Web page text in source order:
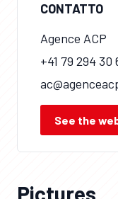
CONTATTO
Agence ACP
+41 79 294 30
See the
Pictures